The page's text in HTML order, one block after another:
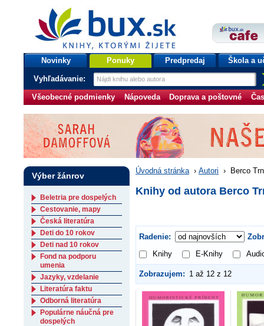
bux.sk
knihy, ktorými žijete
Úvodná stránka
Novinky Ponuky Predpredaj Škola a
Vyhľadávanie:
Všeobecné podmienky Nápoveda Doprava a poštovné
Úvodná stránka › Autori › Berco
Knihy od autora Berco
Radenie:
Knihy
E-Knihy
Zobrazujem: 1 až 12 z 12
Výber žánrov
Beletria pre dospelých
Cestovanie, mapy
Česká literatúra
Deti do 10 rokov
Deti nad 10 rokov
Fond na podporu
umenia
Jazyky, vzdelanie
Literatúra faktu
Odborná literatúra
Populárne náučná pre
dospelých